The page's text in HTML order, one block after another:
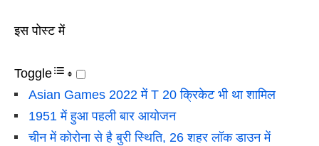
इस पोस्ट में
Toggle
Asian Games 2022 में T 20 क्रिकेट भी था शामिल
1951 में हुआ पहली बार आयोजन
चीन में कोरोना से है बुरी स्थिति, 26 शहर लॉक डाउन में